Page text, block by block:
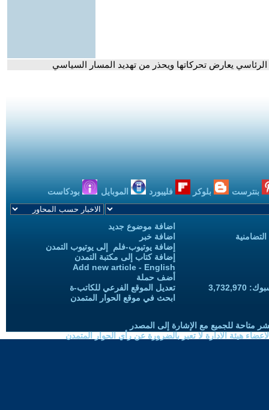
يعارض تحركاتها ويحذر من تهديد المسار السياسي
بنترست بلوكر فليبورد الموبايل بودكاست
اضافة موضوع جديد
اضافة خبر
إضافة يوتيوب-فلم إلى يوتيوب التمدن
إضافة كتاب إلى مكتبة التمدن
Add new article - English
أضف حملة
تعديل الموقع الفرعي للكاتب-ة
ابحث في موقع الحوار المتمدن
متاحة للجميع مع الإشارة إلى المصدر
هيئة الادارة لا تعبر بالضرورة عن رأي الحوار المتمدن